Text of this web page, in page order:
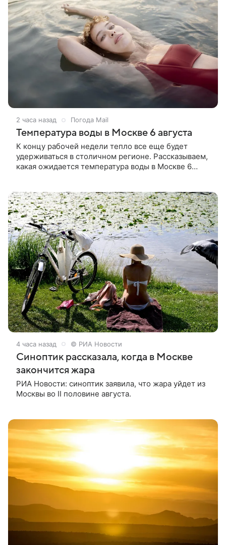
2 часа назад Погода Mail
Температура воды в Москве 6 августа
К концу рабочей недели тепло все еще будет
удерживаться в столичном регионе. Рассказываем,
какая ожидается температура воды в Москве 6
4 часа назад © РИА Новости
Синоптик рассказала, когда в Москве
закончится жара
РИА Новости: синоптик заявила, что жара уйдет из
Москвы во II половине августа.